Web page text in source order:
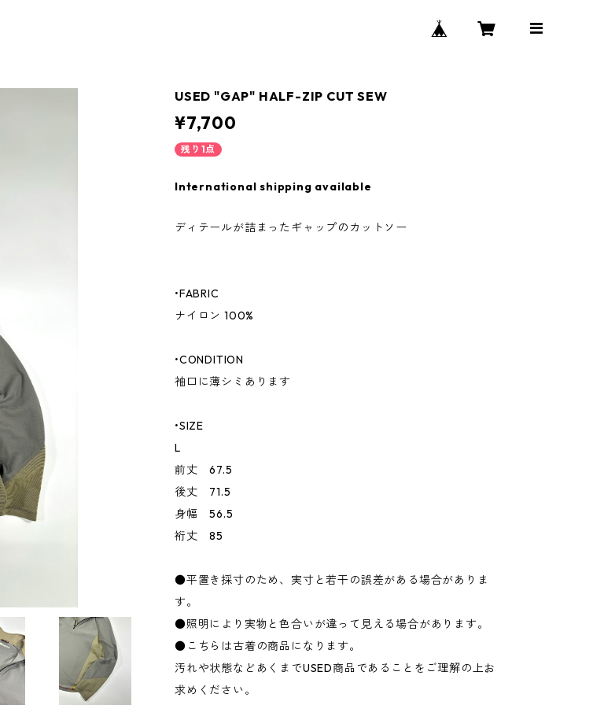
USED "GAP" HALF-ZIP CUT SEW
¥7,700
残り1点
International shipping available
ディテールが詰まったギャップのカットソー
•FABRIC
ナイロン 100%
•CONDITION
袖口に薄シミあります
•SIZE
L
前丈 67.5
後丈 71.5
身幅 56.5
裄丈 85
●平置き採寸のため、実寸と若干の誤差がある場合がありま
す。
●照明により実物と色合いが違って見える場合があります。
●こちらは古着の商品になります。
汚れや状態などあくまでUSED商品であることをご理解の上お
求めください。